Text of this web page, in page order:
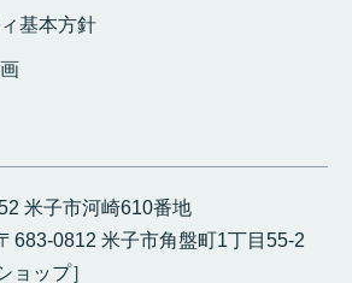
基本方針
米子市河崎610番地
683-0812 米子市角盤町1丁目55-2
ョップ］